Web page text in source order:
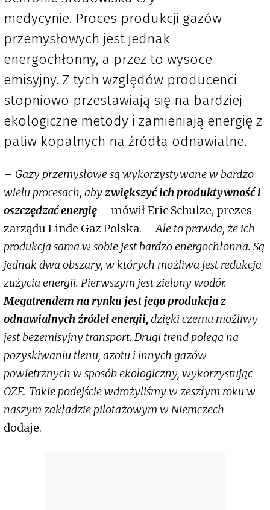
medycynie. Proces produkcji gazów
przemysłowych jest jednak
energochłonny, a przez to wysoce
emisyjny. Z tych względów producenci
stopniowo przestawiają się na bardziej
ekologiczne metody i zamieniają energię z
paliw kopalnych na źródła odnawialne.
– Gazy przemysłowe są wykorzystywane w bardzo
wielu procesach, abyzwiększyć ich produktywność i
oszczędzać energię – mówił Eric Schulze, prezes
zarządu Linde Gaz Polska. –Ale to prawda, że ich
produkcja sama w sobie jest bardzo energochłonna. Są
jednak dwa obszary, w których możliwa jest redukcja
zużycia energii. Pierwszym jest zielony wodór.
Megatrendem na rynku jest jego produkcja z
odnawialnych źródeł energii, dzięki czemu możliwy
jest bezemisyjny transport. Drugi trend polega na
pozyskiwaniu tlenu, azotu i innych gazów
powietrznych w sposób ekologiczny, wykorzystując
OZE. Takie podejście wdrożyliśmy w zeszłym roku w
naszym zakładzie pilotażowym w Niemczech -
dodaje.